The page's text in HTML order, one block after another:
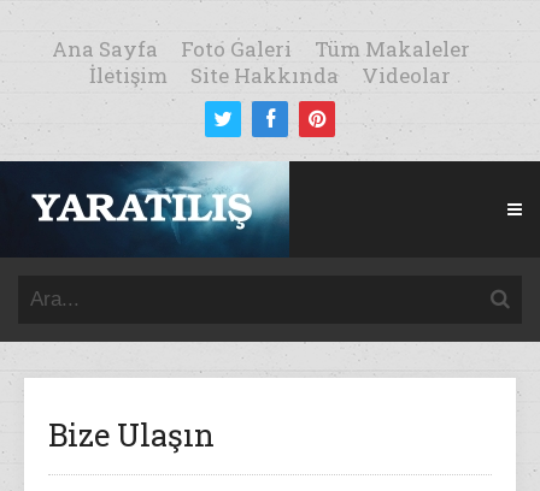
Ana Sayfa Foto Galeri
Tüm Makaleler
İletişim
Site Hakkında Videolar
Bize Ulaşın